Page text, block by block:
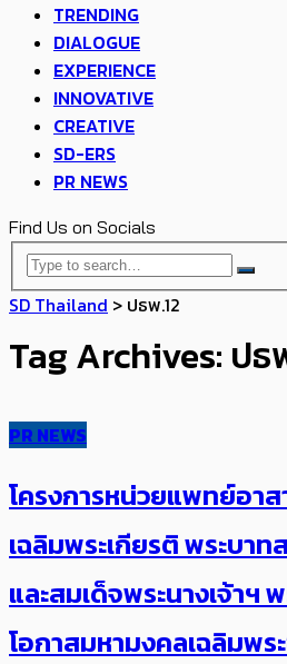
TRENDING
DIALOGUE
EXPERIENCE
INNOVATIVE
CREATIVE
SD-ERS
PR NEWS
Find Us on Socials
SD Thailand > ปธพ.12
Tag Archives: ปธ
PR NEWS
โครงการหน่วยแพทย์อาส
เฉลิมพระเกียรติ พระบาท
และสมเด็จพระนางเจ้าฯ
โอกาสมหามงคลเฉลิมพ